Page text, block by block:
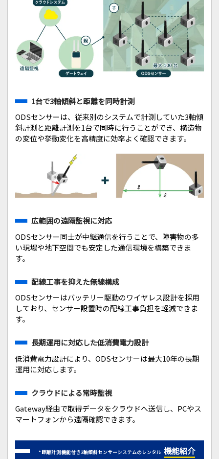
1台で3軸傾斜と距離を同時計測
ODSセンサーは、従来別のシステムで計測していた3軸傾
斜計測と距離計測を1台で同時に行うことができ、構造物
の変位や挙動変化を高精度に効率よく確認できます。
広範囲の遠隔監視に対応
ODSセンサー同士が中継通信を行うことで、障害物の多
い現場や地下空間でも安定した通信環境を構築できま
す。
配線工事を抑えた無線構成
ODSセンサーはバッテリー駆動のワイヤレス設計を採用
しており、センサー設置時の配線工事負担を軽減できま
す。
長期運用に対応した低消費電力設計
低消費電力設計により、ODSセンサーは最大10年の長期
運用に対応します。
クラウドによる常時監視
Gateway経由で取得データをクラウドへ送信し、PCやス
マートフォンから遠隔確認できます。
* 距離計測機能付き3軸傾斜センサーシステムのレンタル 機能紹介